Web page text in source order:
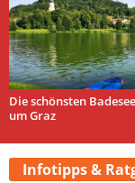
Die schönsten
um Graz
Infotipps &